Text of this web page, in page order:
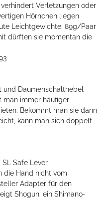
Verletzungen oder
Hörnchen liegen
Leichtgewichte: 89g/Paar
dürften sie momentan die
und Daumenschalthebel
man immer häufiger
Bekommt man sie dann
kann man sich doppelt
Safe Lever
die Hand nicht vom
Adapter für den
Shogun: ein Shimano-